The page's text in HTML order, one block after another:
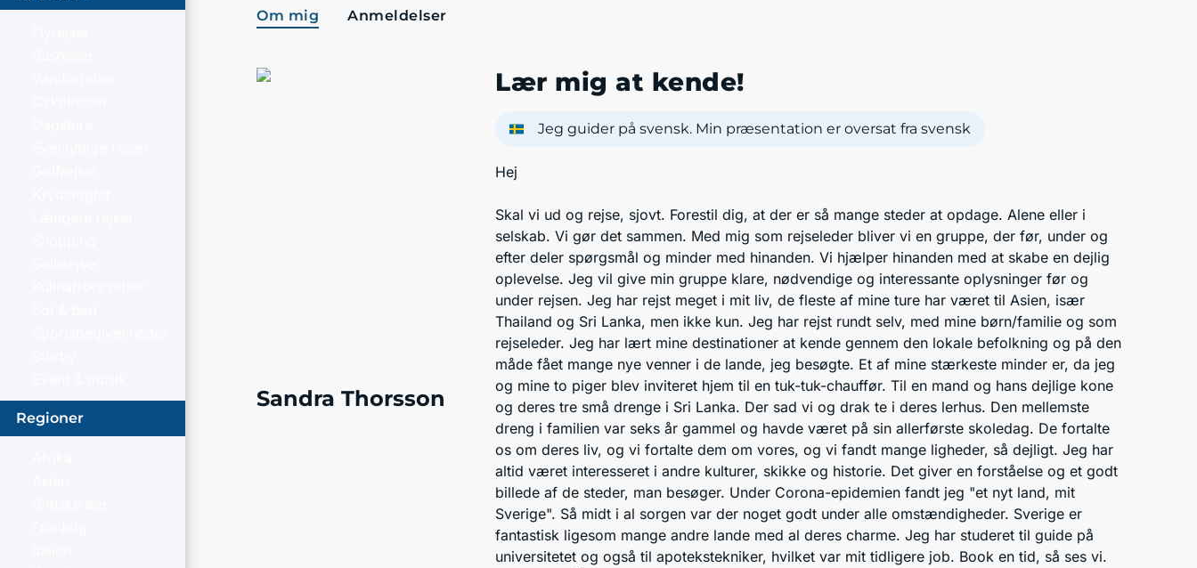
Regioner
Om mig Anmeldelser
Sandra Thorsson
Lær mig at kende!
Jeg guider på svensk. Min præsentation er oversat fra svensk
Hej
Skal vi ud og rejse, sjovt. Forestil dig, at der er så mange steder at opdage. Alene eller i
selskab. Vi gør det sammen. Med mig som rejseleder bliver vi en gruppe, der før, under og
efter deler spørgsmål og minder med hinanden. Vi hjælper hinanden med at skabe en dejlig
oplevelse. Jeg vil give min gruppe klare, nødvendige og interessante oplysninger før og
under rejsen. Jeg har rejst meget i mit liv, de fleste af mine ture har været til Asien, især
Thailand og Sri Lanka, men ikke kun. Jeg har rejst rundt selv, med mine børn/familie og som
rejseleder. Jeg har lært mine destinationer at kende gennem den lokale befolkning og på den
måde fået mange nye venner i de lande, jeg besøgte. Et af mine stærkeste minder er, da jeg
og mine to piger blev inviteret hjem til en tuk-tuk-chauffør. Til en mand og hans dejlige kone
og deres tre små drenge i Sri Lanka. Der sad vi og drak te i deres lerhus. Den mellemste
dreng i familien var seks år gammel og havde været på sin allerførste skoledag. De fortalte
os om deres liv, og vi fortalte dem om vores, og vi fandt mange ligheder, så dejligt. Jeg har
altid været interesseret i andre kulturer, skikke og historie. Det giver en forståelse og et godt
billede af de steder, man besøger. Under Corona-epidemien fandt jeg "et nyt land, mit
Sverige". Så midt i al sorgen var der noget godt under alle omstændigheder. Sverige er
fantastisk ligesom mange andre lande med al deres charme. Jeg har studeret til guide på
universitetet og også til apotekstekniker, hvilket var mit tidligere job. Book en tid, så ses vi.